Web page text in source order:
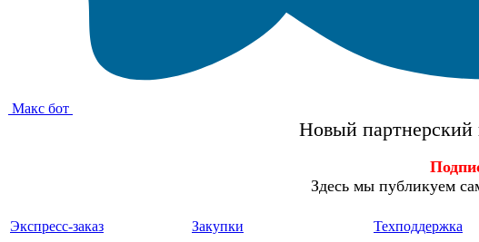
Макс бот
Новый партнерский
Здесь мы публикуем
Экспресс-заказ Закупки Техподдержка